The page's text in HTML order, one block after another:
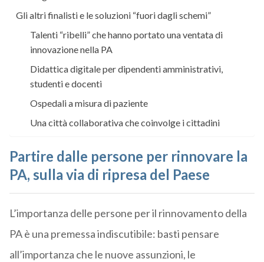
Gli altri finalisti e le soluzioni “fuori dagli schemi”
Talenti “ribelli” che hanno portato una ventata di
innovazione nella PA
Didattica digitale per dipendenti amministrativi,
studenti e docenti
Ospedali a misura di paziente
Una città collaborativa che coinvolge i cittadini
Partire dalle persone per rinnovare la
PA, sulla via di ripresa del Paese
L’importanza delle persone per il rinnovamento della
PA è una premessa indiscutibile: basti pensare
all’importanza che le nuove assunzioni, le